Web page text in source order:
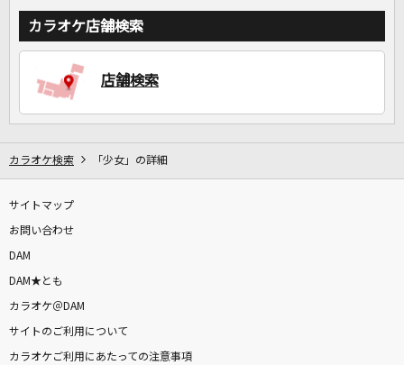
カラオケ店舗検索
店舗検索
カラオケ検索 「少女」の詳細
サイトマップ
お問い合わせ
DAM
DAM★とも
カラオケ＠DAM
サイトのご利用について
カラオケご利用にあたっての注意事項